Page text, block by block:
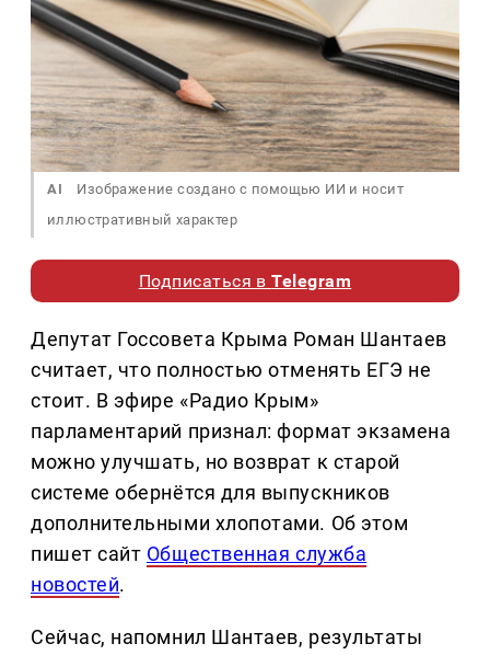
AI
Изображение создано с помощью ИИ и носит
иллюстративный характер
Подписаться вTelegram
Депутат Госсовета Крыма Роман Шантаев
считает, что полностью отменять ЕГЭ не
стоит. В эфире «Радио Крым»
парламентарий признал: формат экзамена
можно улучшать, но возврат к старой
системе обернётся для выпускников
дополнительными хлопотами. Об этом
пишет сайт Общественная служба
новостей.
Сейчас, напомнил Шантаев, результаты